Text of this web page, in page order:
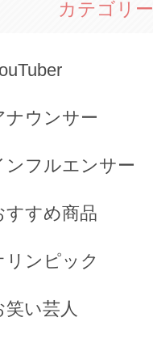
カテゴリー
ナウンサー
ンフルエンサー
すすめ商品
リンピック
笑い芸人